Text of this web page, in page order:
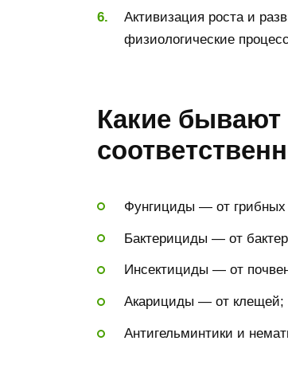
Активизация роста и
физиологические
Какие бывают
Фунгициды — от грибных
Бактерициды — от
Инсектициды — от
Акарициды — от клещей;
Антигельминтики и